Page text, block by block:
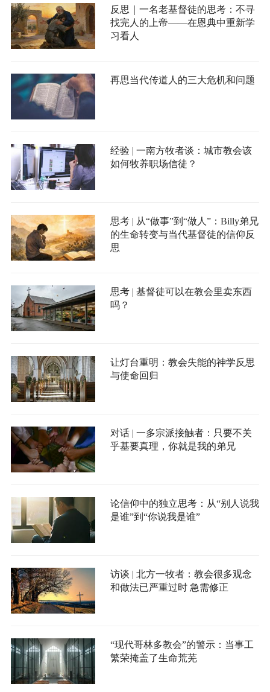
反思｜一名老基督徒的思考：不寻
找完人的上帝——在恩典中重新学
习看人
再思当代传道人的三大危机和问题
经验 | 一南方牧者谈：城市教会该
如何牧养职场信徒？
思考 | 从“做事”到“做人”：Billy弟兄
的生命转变与当代基督徒的信仰反
思
思考 | 基督徒可以在教会里卖东西
吗？
让灯台重明：教会失能的神学反思
与使命回归
对话 | 一多宗派接触者：只要不关
乎基要真理，你就是我的弟兄
论信仰中的独立思考：从“别人说我
是谁”到“你说我是谁”
访谈 | 北方一牧者：教会很多观念
和做法已严重过时 急需修正
“现代哥林多教会”的警示：当事工
繁荣掩盖了生命荒芜